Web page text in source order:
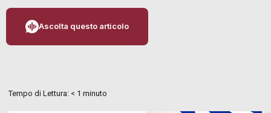
Ascolta questo articolo
Tempo di Lettura: < 1 minuto